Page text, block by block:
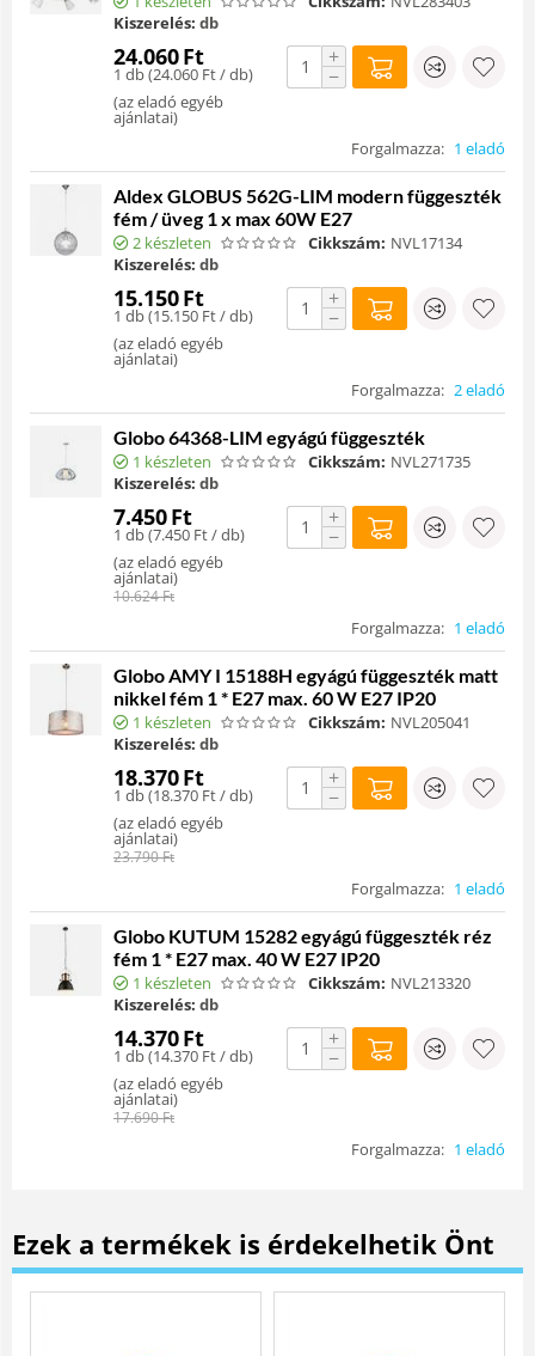
Kiszerelés: db
24.060Ft
1 db (24.060 Ft/ db)
(az eladó egyéb
ajánlatai)
+
−
Forgalmazza: 1 eladó
Aldex GLOBUS 562G-LIM modern függeszték
fém / üveg 1 x max 60W E27
2 készleten Cikkszám: NVL17134
Kiszerelés: db
15.150Ft
1 db (15.150 Ft/ db)
(az eladó egyéb
ajánlatai)
+
−
Forgalmazza: 2 eladó
Globo 64368-LIM egyágú függeszték
1 készleten Cikkszám: NVL271735
Kiszerelés: db
7.450Ft
1 db (7.450 Ft/ db)
(az eladó egyéb
ajánlatai)
10.624Ft
+
−
Forgalmazza: 1 eladó
Globo AMY I 15188H egyágú függeszték matt
nikkel fém 1 * E27 max. 60 W E27 IP20
1 készleten Cikkszám: NVL205041
Kiszerelés: db
18.370Ft
1 db (18.370 Ft/ db)
(az eladó egyéb
ajánlatai)
23.790Ft
+
−
Forgalmazza: 1 eladó
Globo KUTUM 15282 egyágú függeszték réz
fém 1 * E27 max. 40 W E27 IP20
1 készleten Cikkszám: NVL213320
Kiszerelés: db
14.370Ft
1 db (14.370 Ft/ db)
(az eladó egyéb
ajánlatai)
17.690Ft
+
−
Forgalmazza: 1 eladó
Ezek a termékek is érdekelhetik Önt